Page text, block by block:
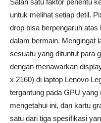
untuk melihat setiap detil.
drop bisa berpengaruh
dalam bermain. Mengingat
sesuatu yang dituntut para
dengan menawarkan
x 2160) di laptop Lenovo
tergantung pada GPU
mengetahui ini, dan kartu
satu dari tiga spesifikasi